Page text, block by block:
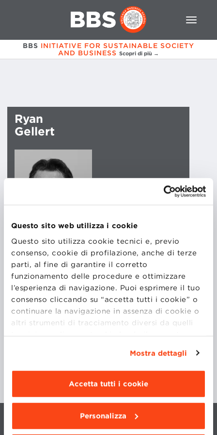
Questo sito web utilizza i cookie
Questo sito utilizza cookie tecnici e, previo
consenso, cookie di profilazione, anche di terze
parti, al fine di garantire il corretto
funzionamento delle procedure e ottimizzare
l’esperienza di navigazione. Puoi esprimere il tuo
consenso cliccando su “accetta tutti i cookie” o
continuare la navigazione in assenza di cookie o
altri strumenti di tracciamento diversi da quelli
tecnici semplicemente chiudendo il presente
Dettagli ”. Per
modificare le impostazioni di navigazione e
scegliere le funzionalità, le terze parti e i cookie
Mostra dettagli
Accetta tutti i cookie
Personalizza
BBS INITIATIVE FOR SUSTAINABLE SOCIETY
AND BUSINESS Scopri di più →
Ryan
Gellert
CEO
Patagonia
Prima della nomina a CEO, Ryan Gellert è stato il
manager di EMEA – Patagonia per il mercato
europeo. Prima di lavorare in Patagonia, ha lavorato
15 anni presso Black Diamond Equipment, dove è
stato presidente a partire dal 2012.